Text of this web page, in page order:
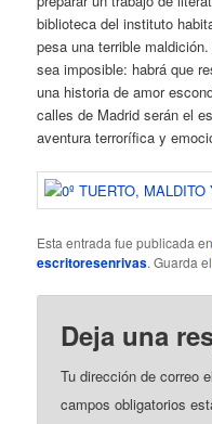
biblioteca del instituto
pesa una terrible
sea imposible: habrá que
una historia de amor
calles de Madrid serán el
aventura terrorífica y
Esta entrada fue publicada
escritoresenrivas. Guarda
Deja una
Tu dirección de correo
campos obligatorios